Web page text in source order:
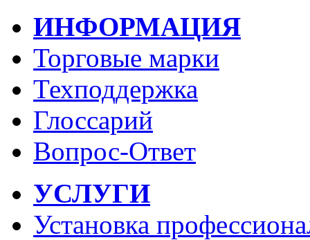
ИНФОРМАЦИЯ
Торговые марки
Техподдержка
Глоссарий
Вопрос-Ответ
УСЛУГИ
Установка